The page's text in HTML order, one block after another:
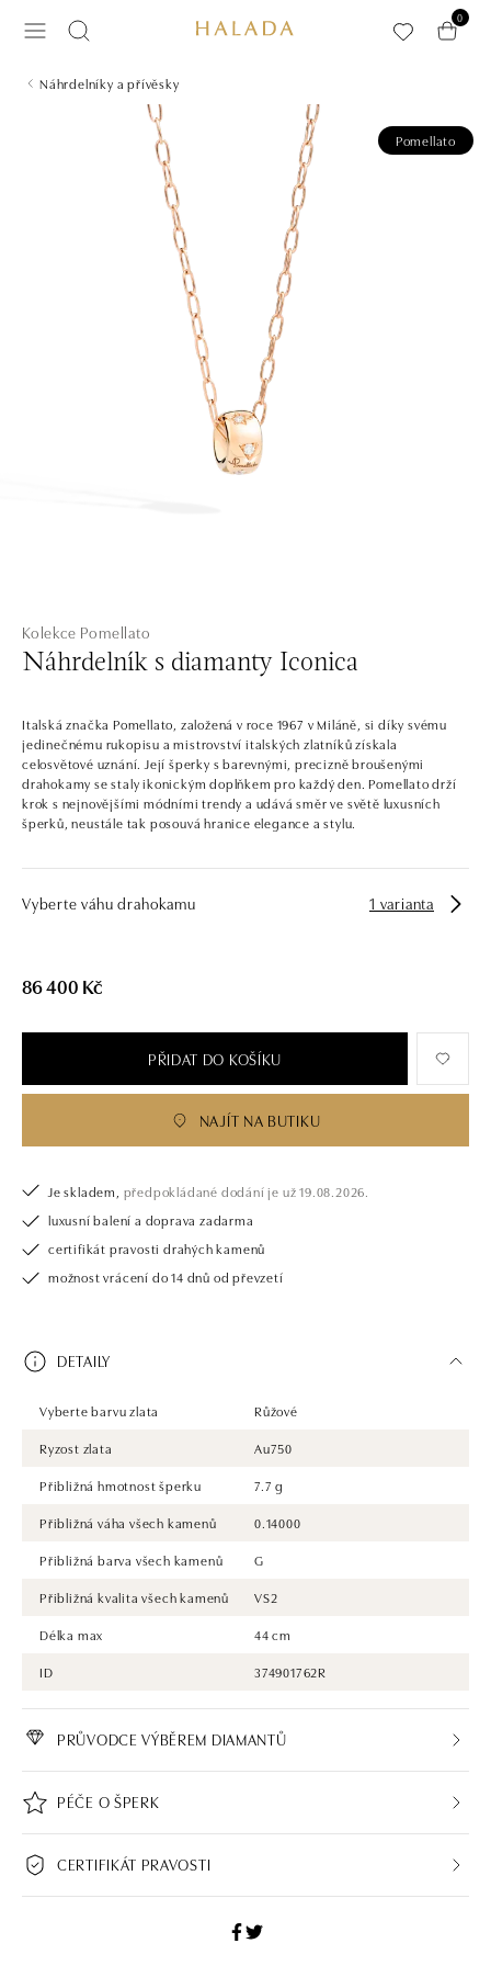
0
Náhrdelníky a přívěsky
Pomellato
Kolekce Pomellato
Náhrdelník s diamanty Iconica
Italská značka Pomellato, založená v roce 1967 v Miláně, si díky svému
jedinečnému rukopisu a mistrovství italských zlatníků získala
celosvětové uznání. Její šperky s barevnými, precizně broušenými
drahokamy se staly ikonickým doplňkem pro každý den. Pomellato drží
krok s nejnovějšími módními trendy a udává směr ve světě luxusních
šperků, neustále tak posouvá hranice elegance a stylu.
Vyberte váhu drahokamu 1 varianta
86 400 Kč
PŘIDAT DO KOŠÍKU
NAJÍT NA BUTIKU
Je skladem, předpokládané dodání je už 19.08.2026.
luxusní balení a doprava zadarma
certifikát pravosti drahých kamenů
možnost vrácení do 14 dnů od převzetí
DETAILY
Vyberte barvu zlata
Růžové
Ryzost zlata
Au750
Přibližná hmotnost šperku
7.7 g
Přibližná váha všech kamenů
0.14000
Přibližná barva všech kamenů
G
Přibližná kvalita všech kamenů
VS2
Délka max
44 cm
ID
374901762R
PRŮVODCE VÝBĚREM DIAMANTŮ
PÉČE O ŠPERK
CERTIFIKÁT PRAVOSTI